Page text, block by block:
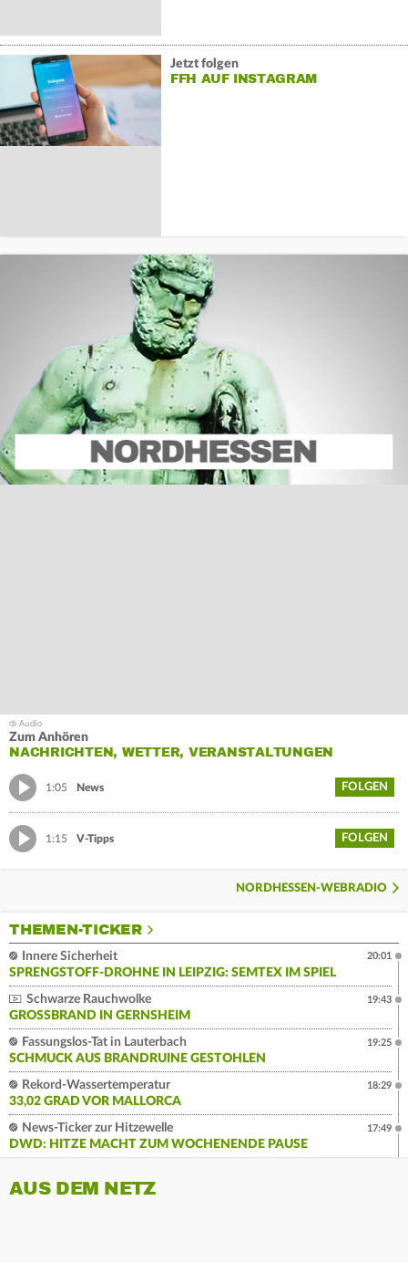
Jetzt folgen
FFH AUF INSTAGRAM
Zum Anhören
NACHRICHTEN, WETTER, VERANSTALTUNGEN
1:05 News FOLGEN
1:15 V-Tipps FOLGEN
NORDHESSEN-WEBRADIO
THEMEN-TICKER
Innere Sicherheit
SPRENGSTOFF-DROHNE IN LEIPZIG: SEMTEX IM SPIEL
20:01
Schwarze Rauchwolke
GROSSBRAND IN GERNSHEIM
19:43
Fassungslos-Tat in Lauterbach
SCHMUCK AUS BRANDRUINE GESTOHLEN
19:25
Rekord-Wassertemperatur
33,02 GRAD VOR MALLORCA
18:29
News-Ticker zur Hitzewelle
DWD: HITZE MACHT ZUM WOCHENENDE PAUSE
17:49
AUS DEM NETZ